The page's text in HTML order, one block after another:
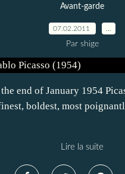
Avant-garde
07.02.2011
Par shige
end of January 1954
boldest, most
Lire la suite